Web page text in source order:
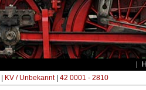
KV / Unbekannt| 42 0001 - 2810